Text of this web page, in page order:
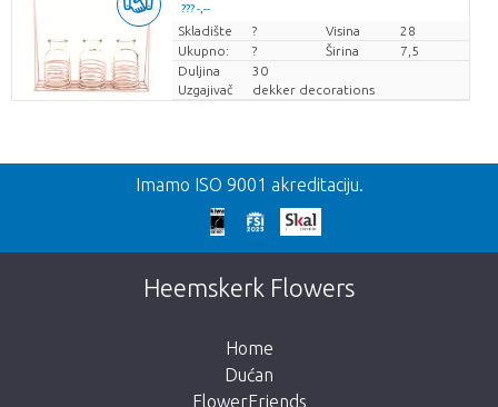
??? -,--
Cijena po komadu
Skladište ? Visina
28
Ukupno:
? Širina
7,5
Duljina
30
Uzgajivač
dekker decorations
Nazad
Prekasno!
Nažalost, ovaj artikl je rasprodan. Kliknite na
gumb ispod za povratak u trgovinu.
Imamo ISO 9001 akreditaciju.
Heemskerk Flowers
Home
Dućan
FlowerFriends